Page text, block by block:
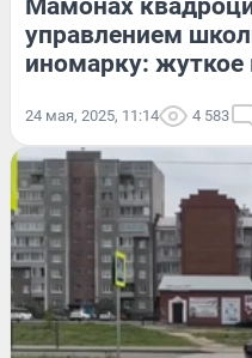
Мамонах
управлением
иномарку: жуткое
24 мая, 2025, 11:14 4 583